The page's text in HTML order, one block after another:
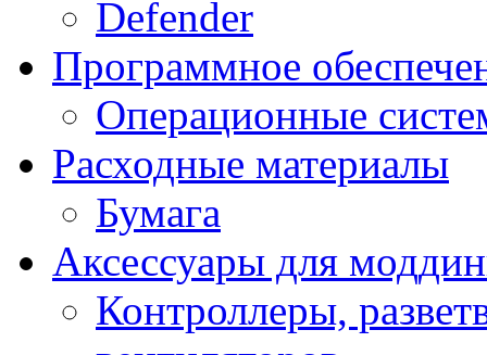
Defender
Программное
Операционные
Расходные материалы
Бумага
Аксессуары для
Контроллеры,